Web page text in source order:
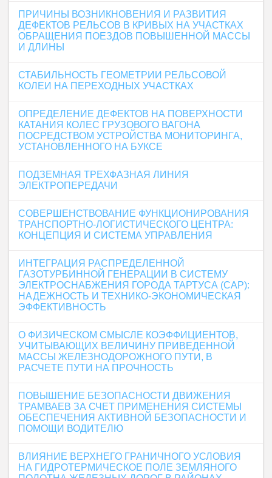
ПРИЧИНЫ ВОЗНИКНОВЕНИЯ И РАЗВИТИЯ
ДЕФЕКТОВ РЕЛЬСОВ В КРИВЫХ НА УЧАСТКАХ
ОБРАЩЕНИЯ ПОЕЗДОВ ПОВЫШЕННОЙ МАССЫ
И ДЛИНЫ
СТАБИЛЬНОСТЬ ГЕОМЕТРИИ РЕЛЬСОВОЙ
КОЛЕИ НА ПЕРЕХОДНЫХ УЧАСТКАХ
ОПРЕДЕЛЕНИЕ ДЕФЕКТОВ НА ПОВЕРХНОСТИ
КАТАНИЯ КОЛЕС ГРУЗОВОГО ВАГОНА
ПОСРЕДСТВОМ УСТРОЙСТВА МОНИТОРИНГА,
УСТАНОВЛЕННОГО НА БУКСЕ
ПОДЗЕМНАЯ ТРЕХФАЗНАЯ ЛИНИЯ
ЭЛЕКТРОПЕРЕДАЧИ
СОВЕРШЕНСТВОВАНИЕ ФУНКЦИОНИРОВАНИЯ
ТРАНСПОРТНО-ЛОГИСТИЧЕСКОГО ЦЕНТРА:
КОНЦЕПЦИЯ И СИСТЕМА УПРАВЛЕНИЯ
ИНТЕГРАЦИЯ РАСПРЕДЕЛЕННОЙ
ГАЗОТУРБИННОЙ ГЕНЕРАЦИИ В СИСТЕМУ
ЭЛЕКТРОСНАБЖЕНИЯ ГОРОДА ТАРТУСА (САР):
НАДЕЖНОСТЬ И ТЕХНИКО‑ЭКОНОМИЧЕСКАЯ
ЭФФЕКТИВНОСТЬ
О ФИЗИЧЕСКОМ СМЫСЛЕ КОЭФФИЦИЕНТОВ,
УЧИТЫВАЮЩИХ ВЕЛИЧИНУ ПРИВЕДЕННОЙ
МАССЫ ЖЕЛЕЗНОДОРОЖНОГО ПУТИ, В
РАСЧЕТЕ ПУТИ НА ПРОЧНОСТЬ
ПОВЫШЕНИЕ БЕЗОПАСНОСТИ ДВИЖЕНИЯ
ТРАМВАЕВ ЗА СЧЕТ ПРИМЕНЕНИЯ СИСТЕМЫ
ОБЕСПЕЧЕНИЯ АКТИВНОЙ БЕЗОПАСНОСТИ И
ПОМОЩИ ВОДИТЕЛЮ
ВЛИЯНИЕ ВЕРХНЕГО ГРАНИЧНОГО УСЛОВИЯ
НА ГИДРОТЕРМИЧЕСКОЕ ПОЛЕ ЗЕМЛЯНОГО